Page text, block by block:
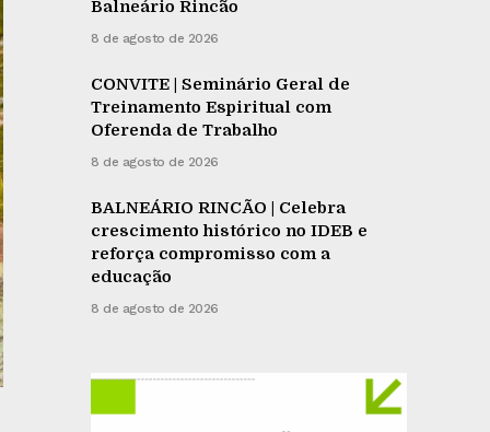
Balneário Rincão
8 de agosto de 2026
CONVITE | Seminário Geral de
Treinamento Espiritual com
Oferenda de Trabalho
8 de agosto de 2026
BALNEÁRIO RINCÃO | Celebra
crescimento histórico no IDEB e
reforça compromisso com a
educação
8 de agosto de 2026